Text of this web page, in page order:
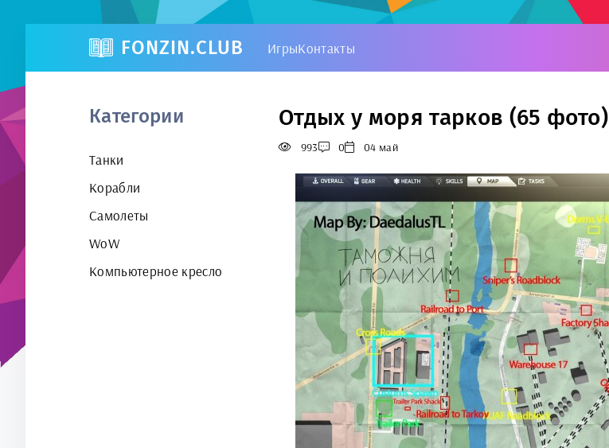
FONZIN.CLUB ИгрыКонтакты
Категории
Танки
Корабли
Самолеты
WoW
Компьютерное кресло
Отдых у моря тарков (65 фото)
993 0 04 май